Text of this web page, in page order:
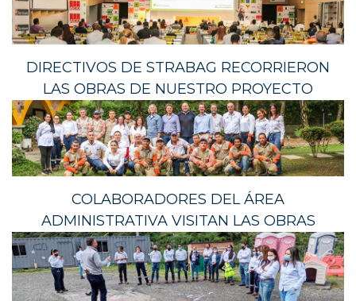
DIRECTIVOS DE STRABAG RECORRIERON
LAS OBRAS DE NUESTRO PROYECTO
COLABORADORES DEL ÁREA
ADMINISTRATIVA VISITAN LAS OBRAS